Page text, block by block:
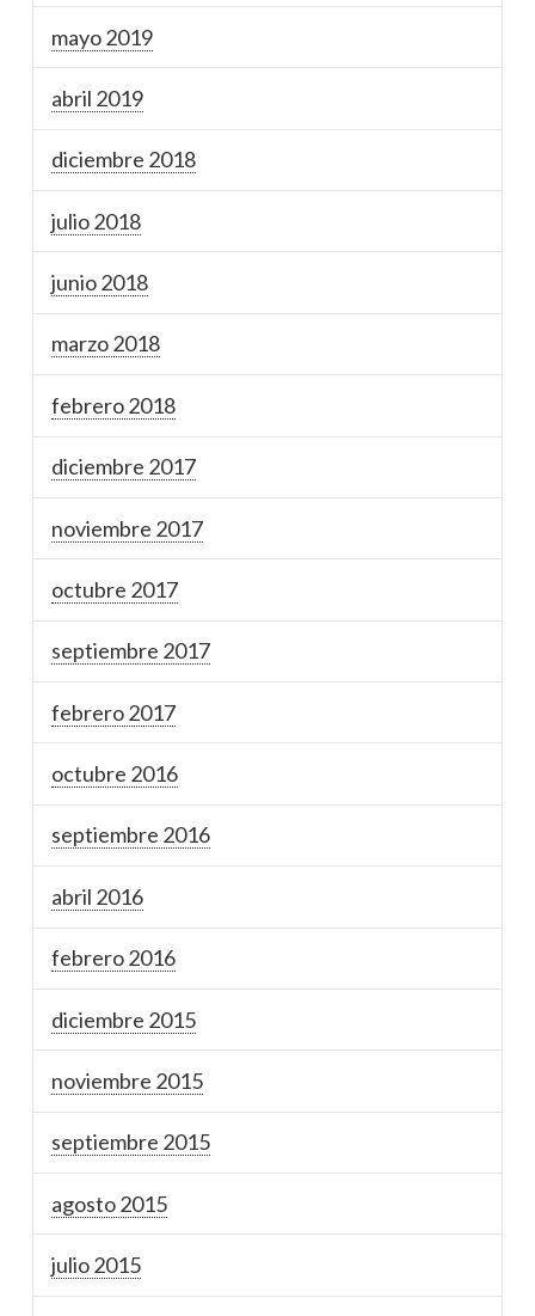
mayo 2019
abril 2019
diciembre 2018
julio 2018
junio 2018
marzo 2018
febrero 2018
diciembre 2017
noviembre 2017
octubre 2017
septiembre 2017
febrero 2017
octubre 2016
septiembre 2016
abril 2016
febrero 2016
diciembre 2015
noviembre 2015
septiembre 2015
agosto 2015
julio 2015